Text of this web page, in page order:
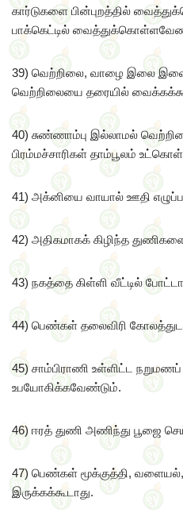
கார்டுகளை பின்புறத்தில்
பாக்கெட்டில்
39) வெற்றிலை, வாழை இலை
வெற்றிலையை தரையில்
40) சுண்ணாம்பு இல்லாமல்
பிரம்மச்சாரிகள் தாம்பூலம்
41) அக்னியை வாயால் ஊதி
42) அதிகமாகக் கிழிந்த துணிகளை
43) நகத்தை கிள்ளி வீட்டில்
44) பெண்கள் தலைவிரி கோலத்துடன்
45) சாம்பிராணி உள்ளிட்ட
உபயோகிக்கவேண்டும்.
46) ஈரத் துணி அணிந்து பூஜை
47) பெண்கள் மூக்குத்தி,
இருக்கக்கூடாது.